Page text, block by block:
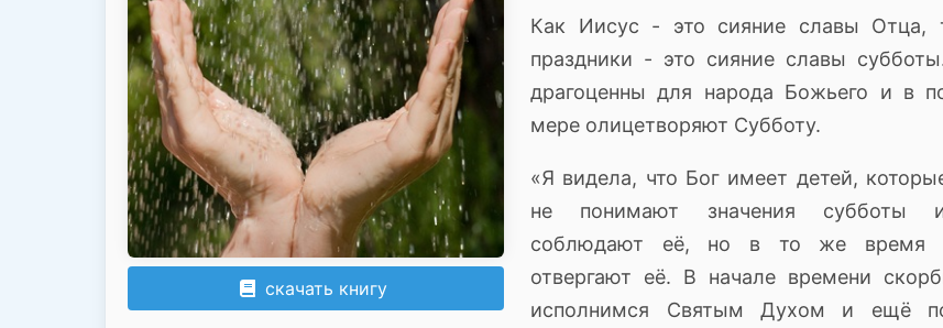
скачать книгу
Как Иисус - это сияние славы Отца,
праздники - это сияние славы
драгоценны для народа Божьего и в
мере олицетворяют Субботу.
«Я видела, что Бог имеет детей,
не понимают значения субботы
соблюдают её, но в то же время
отвергают её. В начале времени
исполнимся Святым Духом и ещё